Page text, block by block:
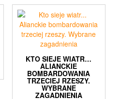
KTO SIEJE WIATR…
ALIANCKIE
BOMBARDOWANIA
TRZECIEJ RZESZY.
WYBRANE
ZAGADNIENIA